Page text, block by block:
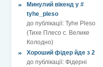
Минулий вікенд у #
tyhe_pleso
до публікації: Tyhe Pleso
(Тихе Плесо с. Велике
Колодно)
Хороший фідер йде з 2
до публікації: Фідерні